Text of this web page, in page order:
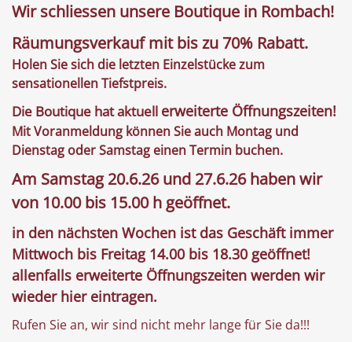
Wir schliessen unsere Boutique in Rombach!
Räumungsverkauf mit bis zu 70% Rabatt.
Holen Sie sich die letzten Einzelstücke zum
sensationellen Tiefstpreis.
Die Boutique hat aktuell erweiterte Öffnungszeiten!
Mit Voranmeldung können Sie auch Montag und
Dienstag oder Samstag einen Termin buchen.
Am Samstag 20.6.26 und 27.6.26 haben wir
von 10.00 bis 15.00 h geöffnet.
in den nächsten Wochen ist das Geschäft immer
Mittwoch bis Freitag 14.00 bis 18.30 geöffnet!
allenfalls erweiterte Öffnungszeiten werden wir
wieder hier eintragen.
Rufen Sie an, wir sind nicht mehr lange für Sie da!!!